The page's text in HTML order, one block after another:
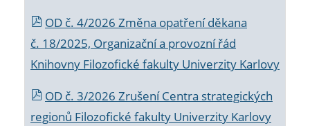
OD č. 4/2026 Změna opatření děkana
č. 18/2025, Organizační a provozní řád
Knihovny Filozofické fakulty Univerzity Karlovy
OD č. 3/2026 Zrušení Centra strategických
regionů Filozofické fakulty Univerzity Karlovy